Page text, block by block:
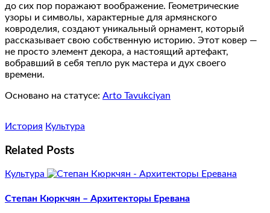
до сих пор поражают воображение. Геометрические
узоры и символы, характерные для армянского
ковроделия, создают уникальный орнамент, который
рассказывает свою собственную историю. Этот ковер —
не просто элемент декора, а настоящий артефакт,
вобравший в себя тепло рук мастера и дух своего
времени.
Основано на статусе: Arto Tavukciyan
История Культура
Related Posts
Культура
Степан Кюркчян – Архитекторы Еревана